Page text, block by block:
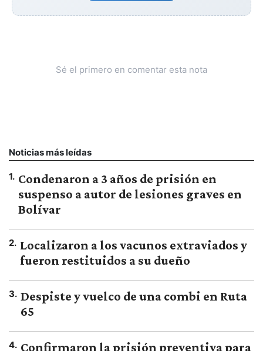
Sé el primero en comentar esta nota
Noticias más leídas
1. Condenaron a 3 años de prisión en
suspenso a autor de lesiones graves en
Bolívar
2. Localizaron a los vacunos extraviados y
fueron restituidos a su dueño
3. Despiste y vuelco de una combi en Ruta
65
4. Confirmaron la prisión preventiva para